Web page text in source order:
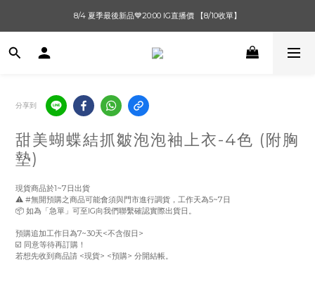
單筆滿$1000【先付款】 / 滿$2000【超取付款】 🚚免運費
8/4 夏季最後新品💙20:00 IG直播價 【8/10收單】
單筆滿$1000【先付款】 / 滿$2000【超取付款】 🚚免運費
分享到
甜美蝴蝶結抓皺泡泡袖上衣-4色 (附胸
墊)
現貨商品於1~7日出貨
⚠️ #無開預購之商品可能會須與門市進行調貨，工作天為5~7日
📦 如為「急單」可至IG向我們聯繫確認實際出貨日。
預購追加工作日為7~30天<不含假日>
☑️ 同意等待再訂購！
若想先收到商品請 <現貨> <預購> 分開結帳。